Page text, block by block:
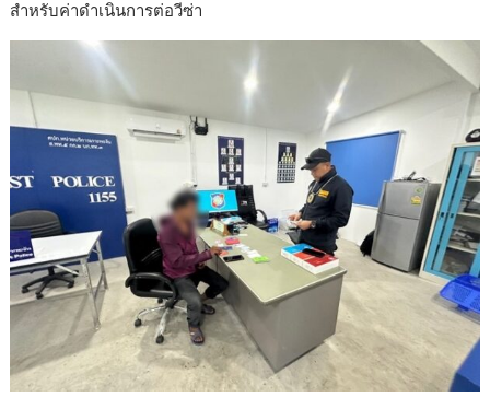
สำหรับค่าดำเนินการต่อวีซ่า